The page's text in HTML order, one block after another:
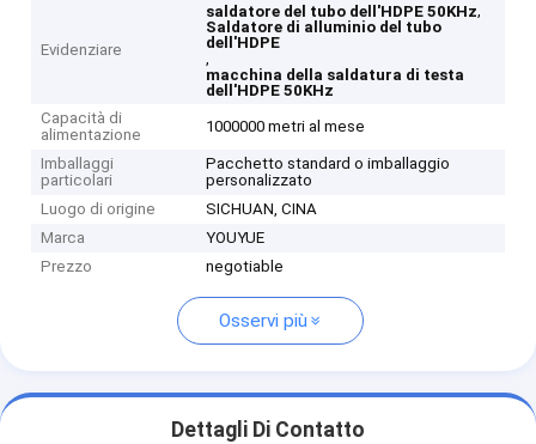
Evidenziare
saldatore del tubo dell'HDPE 50KHz,
Saldatore di alluminio del tubo
dell'HDPE
,
macchina della saldatura di testa
dell'HDPE 50KHz
Capacità di
alimentazione
1000000 metri al mese
Imballaggi
particolari
Pacchetto standard o imballaggio
personalizzato
Luogo di origine
SICHUAN, CINA
Marca
YOUYUE
Prezzo
negotiable
Osservi più
Dettagli Di Contatto